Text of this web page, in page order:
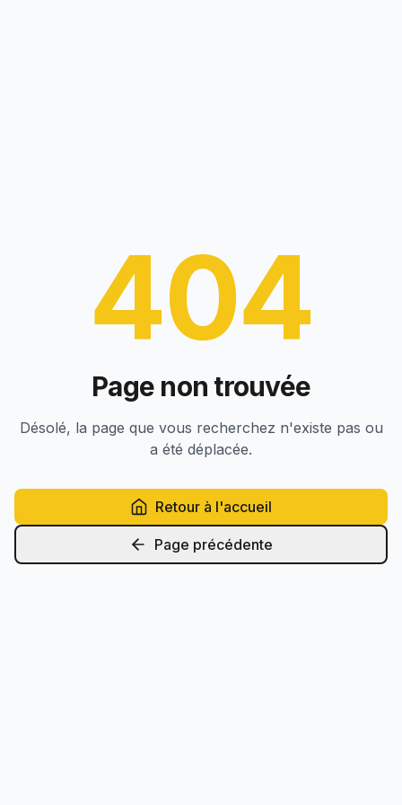
404
Page non trouvée
Désolé, la page que vous recherchez n'existe pas ou
a été déplacée.
Retour à l'accueil
Page précédente